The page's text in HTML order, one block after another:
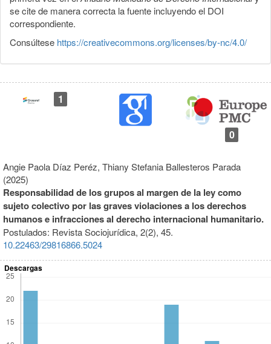
se cite de manera correcta la fuente incluyendo el DOI
correspondiente.
Consúltese https://creativecommons.org/licenses/by-nc/4.0/
1
0
Angie Paola Díaz Peréz, Thiany Stefania Ballesteros Parada
(2025)
Responsabilidad de los grupos al margen de la ley como
sujeto colectivo por las graves violaciones a los derechos
humanos e infracciones al derecho internacional humanitario.
Postulados: Revista Sociojurídica, 2(2), 45.
10.22463/29816866.5024
Descargas